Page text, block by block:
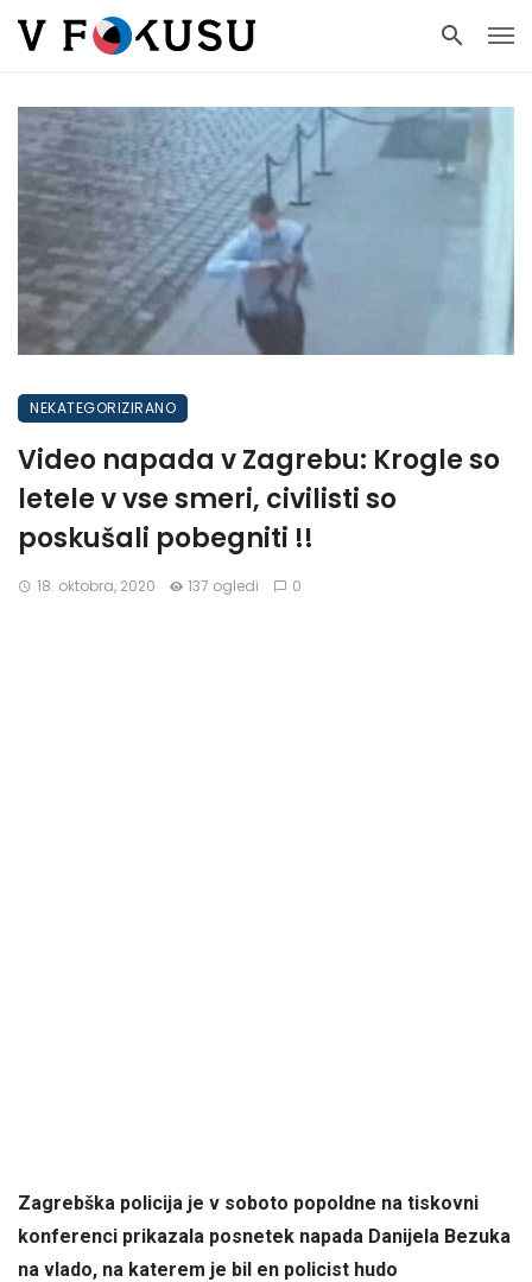
NEKATEGORIZIRANO
Video napada v Zagrebu: Krogle so
letele v vse smeri, civilisti so
poskušali pobegniti !!
18. oktobra, 2020 137 ogledi 0
Zagrebška policija je v soboto popoldne na tiskovni
konferenci prikazala posnetek napada Danijela Bezuka
na vlado, na katerem je bil en policist hudo